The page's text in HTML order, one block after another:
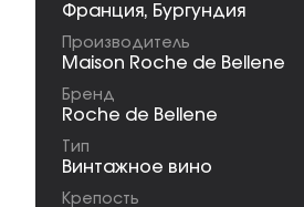
Франция, Бургундия
Производитель
Maison Roche de Bellene
Бренд
Roche de Bellene
Тип
Винтажное вино
Крепость